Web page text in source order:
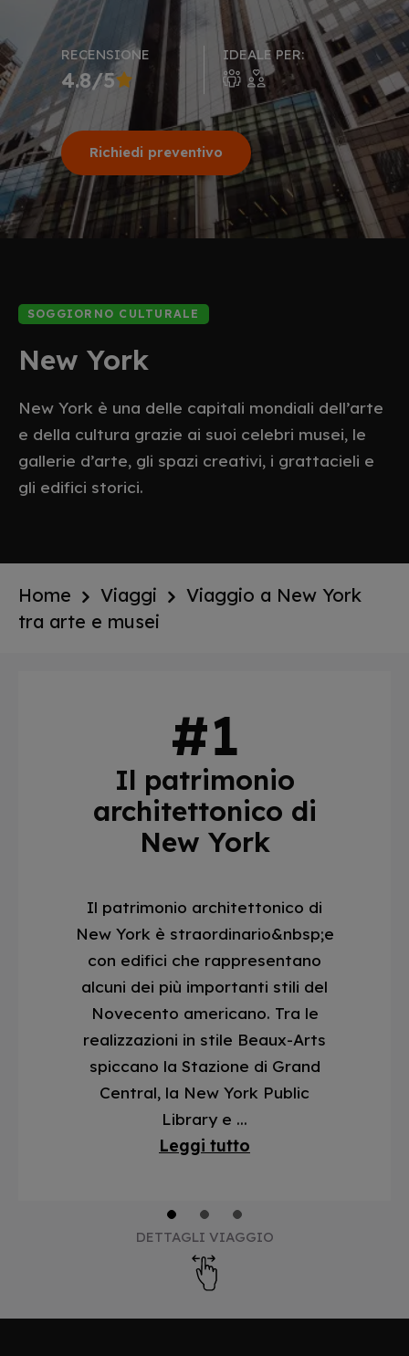
SOGGIORNO CULTURALE
New York
New York è una delle capitali mondiali dell’arte
e della cultura grazie ai suoi celebri musei, le
gallerie d’arte, gli spazi creativi, i grattacieli e
gli edifici storici.
RECENSIONE
4.8/5
IDEALE PER:
Richiedi preventivo
Home Viaggi
Viaggio a New York
tra arte e musei
Il patrimonio
architettonico di
New York
Il patrimonio architettonico di
New York è straordinario&nbsp;e
con edifici che rappresentano
alcuni dei più importanti stili del
Novecento americano. Tra le
realizzazioni in stile Beaux-Arts
spiccano la Stazione di Grand
Central, la New York Public
Library e ...
Leggi tutto
DETTAGLI VIAGGIO